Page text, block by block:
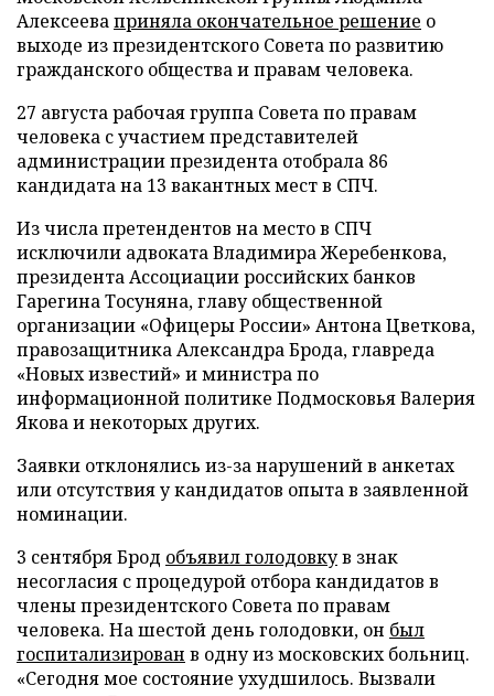
Алексееваприняла окончательное решение о
выходе из президентского Совета по развитию
гражданского общества и правам человека.
27 августа рабочая группа Совета по правам
человека с участием представителей
администрации президента отобрала 86
кандидата на 13 вакантных мест в СПЧ.
Из числа претендентов на место в СПЧ
исключили адвоката Владимира Жеребенкова,
президента Ассоциации российских банков
Гарегина Тосуняна, главу общественной
организации «Офицеры России» Антона Цветкова,
правозащитника Александра Брода, главреда
«Новых известий» и министра по
информационной политике Подмосковья Валерия
Якова и некоторых других.
Заявки отклонялись из-за нарушений в анкетах
или отсутствия у кандидатов опыта в заявленной
номинации.
3 сентября Брод объявил голодовкув знак
несогласия с процедурой отбора кандидатов в
члены президентского Совета по правам
человека. На шестой день голодовки, он был
госпитализирован в одну из московских больниц.
«Сегодня мое состояние ухудшилось. Вызвали